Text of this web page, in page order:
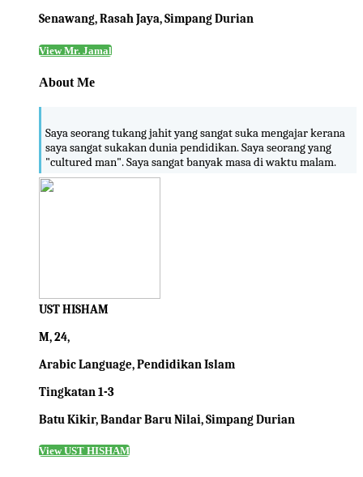
Senawang, Rasah Jaya, Simpang Durian
View Mr. Jamal
About Me
Saya seorang tukang jahit yang sangat suka mengajar kerana
saya sangat sukakan dunia pendidikan. Saya seorang yang
"cultured man". Saya sangat banyak masa di waktu malam.
UST HISHAM
M, 24,
Arabic Language, Pendidikan Islam
Tingkatan 1-3
Batu Kikir, Bandar Baru Nilai, Simpang Durian
View UST HISHAM